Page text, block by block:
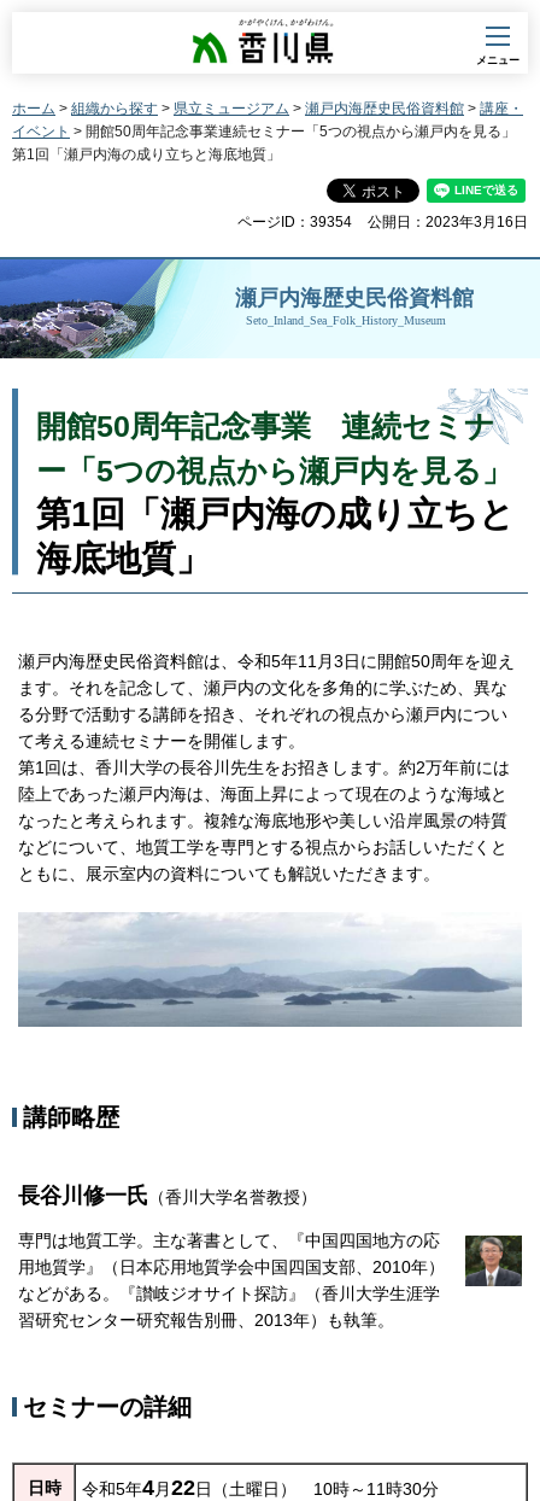
香川県
メニュー
ホーム > 組織から探す > 県立ミュージアム > 瀬戸内海歴史民俗資料館 > 講座・
イベント > 開館50周年記念事業連続セミナー「5つの視点から瀬戸内を見る」
第1回「瀬戸内海の成り立ちと海底地質」
ページID：39354 公開日：2023年3月16日
瀬戸内海歴史民俗資料館
Seto_Inland_Sea_Folk_History_Museum
開館50周年記念事業
連続セミナ
ー「5つの視点から瀬戸内を見る」
第1回「瀬戸内海の成り立ちと
海底地質」
瀬戸内海歴史民俗資料館は、令和5年11月3日に開館50周年を迎え
ます。それを記念して、瀬戸内の文化を多角的に学ぶため、異な
る分野で活動する講師を招き、それぞれの視点から瀬戸内につい
て考える連続セミナーを開催します。
第1回は、香川大学の長谷川先生をお招きします。約2万年前には
陸上であった瀬戸内海は、海面上昇によって現在のような海域と
なったと考えられます。複雑な海底地形や美しい沿岸風景の特質
などについて、地質工学を専門とする視点からお話しいただくと
ともに、展示室内の資料についても解説いただきます。
講師略歴
長谷川修一氏 （香川大学名誉教授）
専門は地質工学。主な著書として、『中国四国地方の応
用地質学』（日本応用地質学会中国四国支部、2010年）
などがある。『讃岐ジオサイト探訪』（香川大学生涯学
習研究センター研究報告別冊、2013年）も執筆。
セミナーの詳細
日時 令和5年4月22日（土曜日） 10時～11時30分